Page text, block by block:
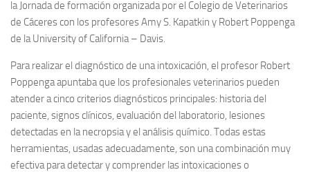
la Jornada de formación organizada por el Colegio de Veterinarios
de Cáceres con los profesores Amy S. Kapatkin y Robert Poppenga
de la University of California – Davis.
Para realizar el diagnóstico de una intoxicación, el profesor Robert
Poppenga apuntaba que los profesionales veterinarios pueden
atender a cinco criterios diagnósticos principales: historia del
paciente, signos clínicos, evaluación del laboratorio, lesiones
detectadas en la necropsia y el análisis químico. Todas estas
herramientas, usadas adecuadamente, son una combinación muy
efectiva para detectar y comprender las intoxicaciones o